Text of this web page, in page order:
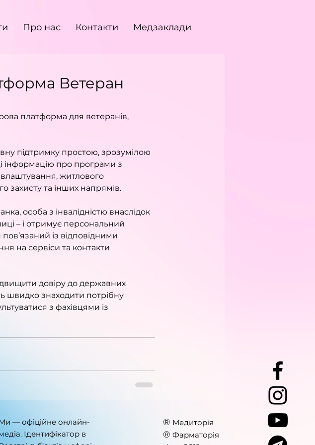
Про нас Контакти Медзаклади
Ветеран
платформа для ветеранів,
підтримку простою, зрозумілою
інформацію про програми з
житлового
захисту та інших напрямів.
особа з інвалідністю внаслідок
– і отримує персональний
із відповідними
на сервіси та контакти
довіру до державних
швидко знаходити потрібну
з фахівцями із
— офіційне онлайн-
Ідентифікатор в
® Медиторія
® Фарматорія